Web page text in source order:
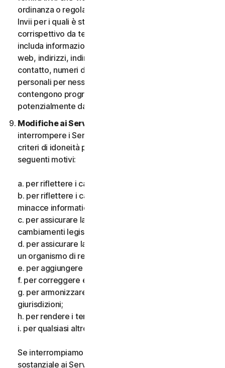
ordinanza o regolamento applicabile; (v) non fornirà
Invii per i quali è stato compensato o concesso alcun
corrispettivo da terzi; (vi) non fornirà alcun Invio che
includa informazioni che fanno riferimento ad altri siti
web, indirizzi, indirizzi e-mail, informazioni di
contatto, numeri di telefono o altre informazioni
personali per nessuno; e (vii) non fornirà Invii che
contengono programmi o file di computer
potenzialmente dannosi.
Modifiche ai Servizi.
interrompere i Servizi oppure introdurre o variare i
criteri di idoneità per i Servizi, per uno o più dei
seguenti motivi:
a. per riflettere i cambiamenti delle tecnologie;
b. per riflettere i cambiamenti nella natura delle
minacce informatiche;
c. per assicurare la conformità alla legge e riflettere i
cambiamenti legislativi;
d. per assicurare la conformità ai requisiti imposti da
un organismo di regolamentazione;
e. per aggiungere funzionalità aggiuntive;
f. per correggere eventuali errori;
g. per armonizzare i servizi o i termini in più
giurisdizioni;
h. per rendere i termini più chiari; e
i. per qualsiasi altro valido motivo.
Se interrompiamo i Servizi, apportiamo una modifica
sostanziale ai Servizi che potrebbe essere